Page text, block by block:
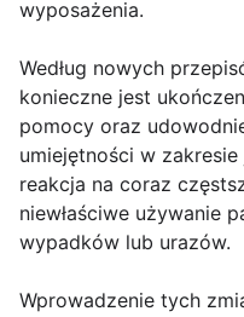
wyposażenia.
Według nowych
konieczne jest
pomocy oraz
umiejętności w
reakcja na coraz
niewłaściwe używanie
wypadków lub urazów.
Wprowadzenie tych